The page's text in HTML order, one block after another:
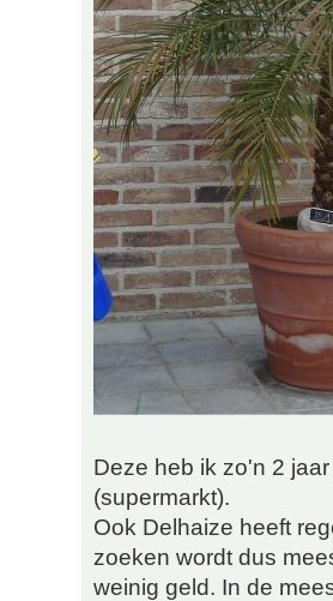
Deze heb ik zo'n 2
(supermarkt).
Ook Delhaize heeft
zoeken wordt dus
weinig geld. In de